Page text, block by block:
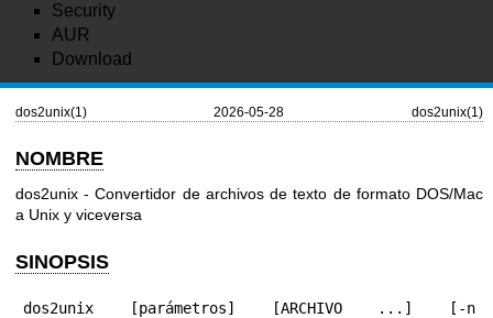
Security
AUR
Download
dos2unix(1) 2026-05-28 dos2unix(1)
NOMBRE
dos2unix - Convertidor de archivos de texto de formato DOS/Mac
a Unix y viceversa
SINOPSIS
dos2unix [parámetros] [ARCHIVO ...] [-n